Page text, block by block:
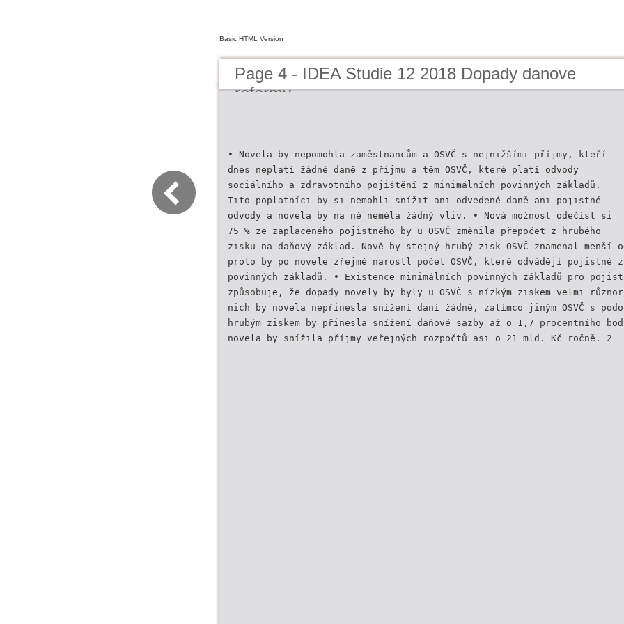
Basic HTML Version
Page 4 - IDEA Studie 12 2018 Dopady danove
reformy
• Novela by nepomohla zaměstnancům a OSVČ s nejnižšími příjmy, kteří
dnes neplatí žádné daně z příjmu a těm OSVČ, které platí odvody
sociálního a zdravotního pojištění z minimálních povinných základů.
Tito poplatníci by si nemohli snížit ani odvedené daně ani pojistné
odvody a novela by na ně neměla žádný vliv. • Nová možnost odečíst si
75 % ze zaplaceného pojistného by u OSVČ změnila přepočet z hrubého
zisku na daňový základ. Nově by stejný hrubý zisk OSVČ znamenal menší
proto by po novele zřejmě narostl počet OSVČ, které odvádějí pojistné
povinných základů. • Existence minimálních povinných základů pro
způsobuje, že dopady novely by byly u OSVČ s nízkým ziskem velmi
nich by novela nepřinesla snížení daní žádné, zatímco jiným OSVČ s
hrubým ziskem by přinesla snížení daňové sazby až o 1,7 procentního
novela by snížila příjmy veřejných rozpočtů asi o 21 mld. Kč ročně. 2